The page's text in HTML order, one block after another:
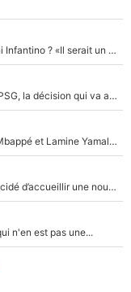
Du PSG à la tête de la FIFA pour remplacer Gianni Infantino ? «Il serait un mauvais président», le patron de la Liga s'attaque à Nasser Al-Khelaïfi !
Bradley Barcola : Luis Enrique prêt à l’écarter au PSG, la décision qui va accélérer son transfert à Liverpool ?
La Liga sur beIN SPORTS, c’est terminé : Kylian Mbappé et Lamine Yamal changent de chaîne, «le moment était venu d'ouvrir un nouveau chapitre»
Avant l’annonce de sa première liste, Zidane a décidé d’accueillir une nouvelle tête en équipe de France
n'en est pas une...